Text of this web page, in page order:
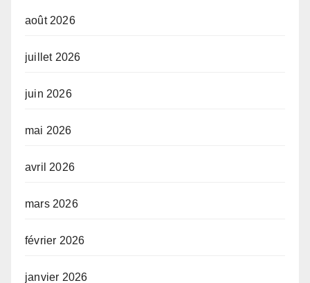
août 2026
juillet 2026
juin 2026
mai 2026
avril 2026
mars 2026
février 2026
janvier 2026